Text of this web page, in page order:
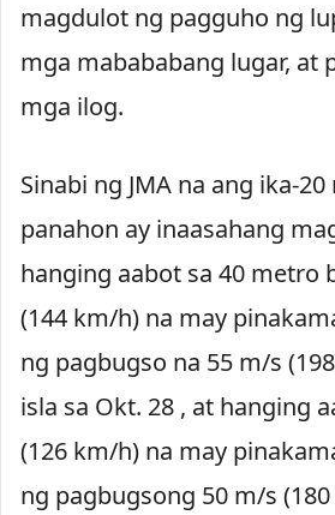
magdulot ng pagguho ng
mga mabababang lugar, at
mga ilog.
Sinabi ng JMA na ang ika-
panahon ay inaasahang
hanging aabot sa 40 metro
(144 km/h) na may
ng pagbugso na 55 m/s
isla sa Okt. 28 , at hanging
(126 km/h) na may
ng pagbugsong 50 m/s